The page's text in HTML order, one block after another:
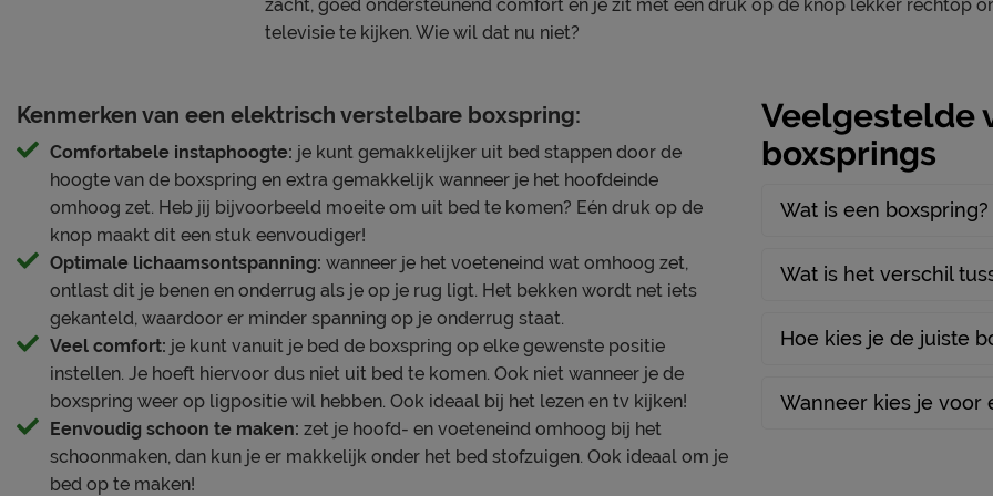
een koele toplaag, voor een extra zacht en koel slaapklimaat. Daarnaast veert dit
matras bij de schouders en heupen verder in, waardoor jij altijd in de beste houding
Extra koel slaapklimaat
Op dit matras lig je in elke slaaphouding zeer aangenaam! Het zorgt ervoor dat jouw
wervelkolom in een natuurlijke positie blijft, doordat de binnenkant bestaat uit
pocketveren. Deze veren kunnen los van elkaar bewegen en ondersteunen dus
precies waar jij het nodig hebt, ze bewegen als het ware met je lichaam mee.
Daardoor lig je niet alleen erg comfortabel, maar het matras voelt ook nog eens erg
flexibel en veerkrachtig aan. Met dit matras profiteer je van een extra koel
slaapklimaat, doordat het is aangevuld met een koelere schuimsoort. Hierdoor
profiteer je optimaal van een uitstekende vochtregulatie en ventilatie en is dit matras
ideaal voor als je het snel warm hebt in bed.
Voordelen op een rijtje
● Complete set met hoofdbord, box en matras
● Perfecte ondersteuning en koel slaapklimaat
Aantal slagen per veer
Aantal veren per m2 (circa)
Matras(sen)
Opbouw matraskern
Aantal slagen veer
zacht, goed ondersteunend comfort én je zit met één druk op de knop lekker rechtop
televisie te kijken. Wie wil dat nu niet?
Kenmerken van een elektrisch verstelbare boxspring:
Comfortabele instaphoogte: je kunt gemakkelijker uit bed stappen door de
hoogte van de boxspring en extra gemakkelijk wanneer je het hoofdeinde
omhoog zet. Heb jij bijvoorbeeld moeite om uit bed te komen? Eén druk op de
knop maakt dit een stuk eenvoudiger!
Optimale lichaamsontspanning: wanneer je het voeteneind wat omhoog zet,
ontlast dit je benen en onderrug als je op je rug ligt. Het bekken wordt net iets
gekanteld, waardoor er minder spanning op je onderrug staat.
Veel comfort: je kunt vanuit je bed de boxspring op elke gewenste positie
instellen. Je hoeft hiervoor dus niet uit bed te komen. Ook niet wanneer je de
boxspring weer op ligpositie wil hebben. Ook ideaal bij het lezen en tv kijken!
Eenvoudig schoon te maken: zet je hoofd- en voeteneind omhoog bij het
schoonmaken, dan kun je er makkelijk onder het bed stofzuigen. Ook ideaal om je
bed op te maken!
Veelgestelde
boxsprings
Wat is een boxspring?
Wat is het verschil
Hoe kies je de juiste
Wanneer kies je voor